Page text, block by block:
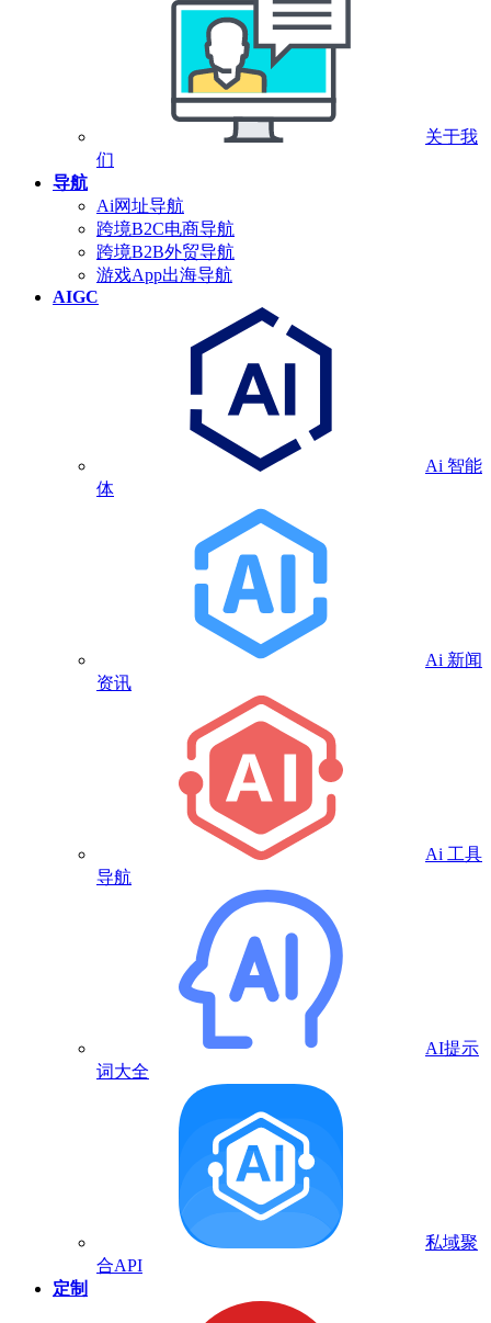
关于我
们
导航
Ai网址导航
跨境B2C电商导航
跨境B2B外贸导航
游戏App出海导航
AIGC
Ai 智能
体
Ai 新闻
资讯
Ai 工具
导航
AI提示
词大全
私域聚
合API
定制